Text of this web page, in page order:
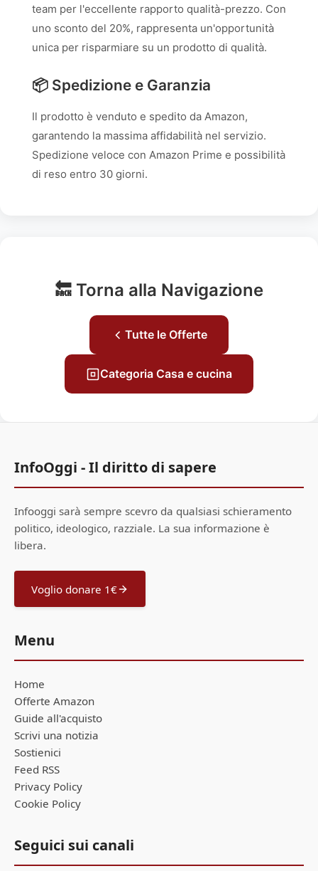
team per l'eccellente rapporto qualità-prezzo. Con
uno sconto del 20%, rappresenta un'opportunità
unica per risparmiare su un prodotto di qualità.
📦 Spedizione e Garanzia
Il prodotto è venduto e spedito da Amazon,
garantendo la massima affidabilità nel servizio.
Spedizione veloce con Amazon Prime e possibilità
di reso entro 30 giorni.
🔙 Torna alla Navigazione
Tutte le Offerte
Categoria Casa e cucina
InfoOggi - Il diritto di sapere
Infooggi sarà sempre scevro da qualsiasi schieramento
politico, ideologico, razziale. La sua informazione è
libera.
Voglio donare 1€
Menu
Home
Offerte Amazon
Guide all'acquisto
Scrivi una notizia
Sostienici
Feed RSS
Privacy Policy
Cookie Policy
Seguici sui canali